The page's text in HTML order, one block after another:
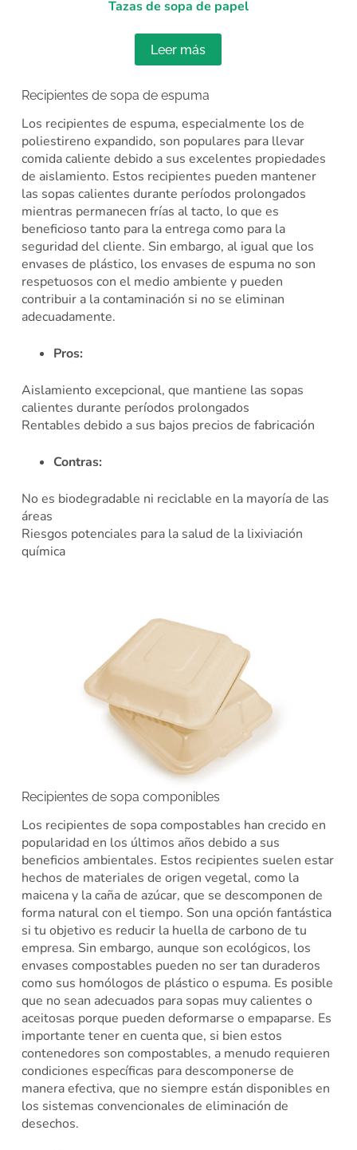
Tazas de sopa de papel
Leer más
Recipientes de sopa de espuma
Los recipientes de espuma, especialmente los de
poliestireno expandido, son populares para llevar
comida caliente debido a sus excelentes propiedades
de aislamiento. Estos recipientes pueden mantener
las sopas calientes durante períodos prolongados
mientras permanecen frías al tacto, lo que es
beneficioso tanto para la entrega como para la
seguridad del cliente. Sin embargo, al igual que los
envases de plástico, los envases de espuma no son
respetuosos con el medio ambiente y pueden
contribuir a la contaminación si no se eliminan
adecuadamente.
Pros:
Aislamiento excepcional, que mantiene las sopas
calientes durante períodos prolongados
Rentables debido a sus bajos precios de fabricación
Contras:
No es biodegradable ni reciclable en la mayoría de las
áreas
Riesgos potenciales para la salud de la lixiviación
química
Recipientes de sopa componibles
Los recipientes de sopa compostables han crecido en
popularidad en los últimos años debido a sus
beneficios ambientales. Estos recipientes suelen estar
hechos de materiales de origen vegetal, como la
maicena y la caña de azúcar, que se descomponen de
forma natural con el tiempo. Son una opción fantástica
si tu objetivo es reducir la huella de carbono de tu
empresa. Sin embargo, aunque son ecológicos, los
envases compostables pueden no ser tan duraderos
como sus homólogos de plástico o espuma. Es posible
que no sean adecuados para sopas muy calientes o
aceitosas porque pueden deformarse o empaparse. Es
importante tener en cuenta que, si bien estos
contenedores son compostables, a menudo requieren
condiciones específicas para descomponerse de
manera efectiva, que no siempre están disponibles en
los sistemas convencionales de eliminación de
desechos.